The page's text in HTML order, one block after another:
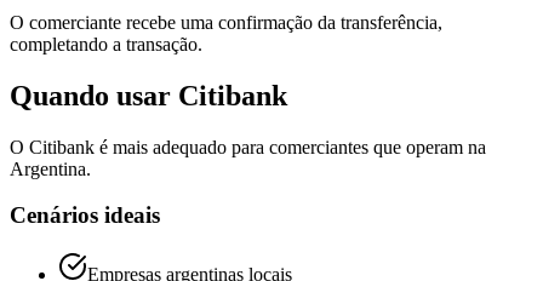
O comerciante recebe uma confirmação da transferência,
completando a transação.
Quando usar Citibank
O Citibank é mais adequado para comerciantes que operam na
Argentina.
Cenários ideais
Empresas argentinas locais